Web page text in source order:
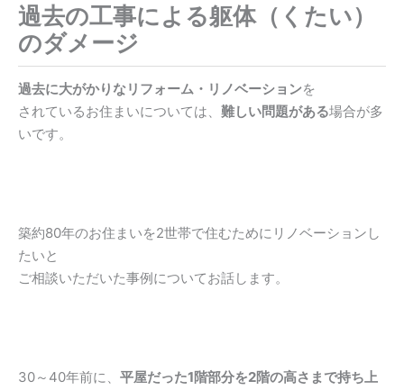
過去の工事による躯体（くたい）
のダメージ
過去に大がかりなリフォーム・リノベーションを
されているお住まいについては、 難しい問題がある場合が多
いです。
築約80年のお住まいを2世帯で住むためにリノベーションし
たいと
ご相談いただいた事例についてお話します。
30～40年前に、 平屋だった1階部分を2階の高さまで持ち上